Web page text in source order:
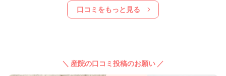
口コミをもっと見る
＼ 産院の口コミ投稿のお願い ／